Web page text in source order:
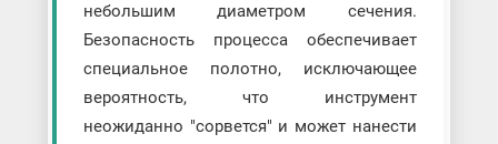
небольшим диаметром сечения.
Безопасность процесса обеспечивает
специальное полотно, исключающее
вероятность, что инструмент
неожиданно "сорвется" и может нанести